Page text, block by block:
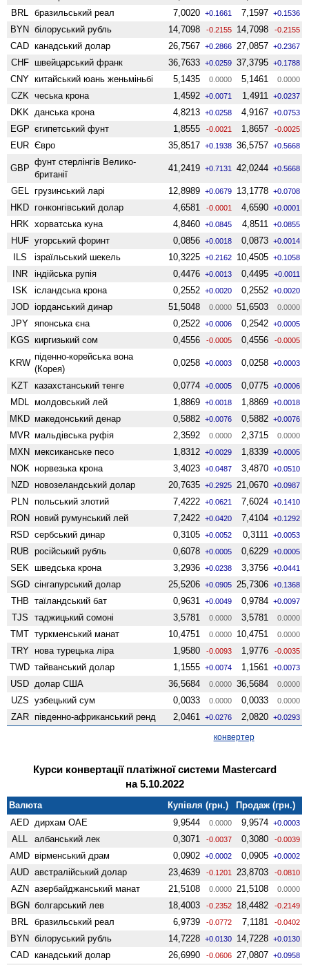
BRL бразильський реал 7,0020 +0.1661 7,1597 +0.1536
BYN білоруський рубль 14,7098 -0.2155 14,7098 -0.2155
CAD канадський долар 26,7567 +0.2866 27,0857 +0.2367
CHF швейцарський франк 36,7633 +0.0259 37,3795 +0.1788
CNY китайський юань женьмiньбi 5,1435 0.0000 5,1461 0.0000
CZK чеська крона 1,4592 +0.0071 1,4911 +0.0237
DKK данська крона 4,8213 +0.0258 4,9167 +0.0753
EGP єгипетський фунт 1,8555 -0.0021 1,8657 -0.0025
EUR Євро 35,8517 +0.1938 36,5757 +0.5668
GBP
фунт стерлінгів Велико­
британії
41,2419 +0.7131 42,0244 +0.5668
GEL грузинський ларі 12,8989 +0.0679 13,1778 +0.0708
HKD гонконгівський долар 4,6581 -0.0001 4,6590 +0.0001
HRK хорватська куна 4,8460 +0.0845 4,8511 +0.0855
HUF угорський форинт 0,0856 +0.0018 0,0873 +0.0014
ILS ізраїльський шекель 10,3225 +0.2162 10,4505 +0.1058
INR індійська рупія 0,4476 +0.0013 0,4495 +0.0011
ISK ісландська крона 0,2552 +0.0020 0,2552 +0.0020
JOD іорданський динар 51,5048 0.0000 51,6503 0.0000
JPY японська єна 0,2522 +0.0006 0,2542 +0.0005
KGS киргизький сом 0,4556 -0.0005 0,4556 -0.0005
KRW
піденно-корейська вона
(Корея)
0,0258 +0.0003 0,0258 +0.0003
KZT казахстанський тенге 0,0774 +0.0005 0,0775 +0.0006
MDL молдовський лей 1,8869 +0.0018 1,8869 +0.0018
MKD македонський денар 0,5882 +0.0076 0,5882 +0.0076
MVR мальдівська руфія 2,3592 0.0000 2,3715 0.0000
MXN мексиканське песо 1,8312 +0.0029 1,8339 +0.0005
NOK норвезька крона 3,4023 +0.0487 3,4870 +0.0510
NZD ново­зеландський долар 20,7635 +0.2925 21,0670 +0.0987
PLN польський злотий 7,4222 +0.0621 7,6024 +0.1410
RON новий румунський лей 7,2422 +0.0420 7,4104 +0.1292
RSD сербський динар 0,3105 +0.0052 0,3111 +0.0053
RUB російський рубль 0,6078 +0.0005 0,6229 +0.0005
SEK шведська крона 3,2936 +0.0238 3,3756 +0.0441
SGD сінгапурський долар 25,5206 +0.0905 25,7306 +0.1368
THB таїландський бат 0,9631 +0.0049 0,9784 +0.0097
TJS таджицький сомоні 3,5781 0.0000 3,5781 0.0000
TMT туркменський манат 10,4751 0.0000 10,4751 0.0000
TRY нова турецька ліра 1,9580 -0.0093 1,9776 -0.0035
TWD тайванський долар 1,1555 +0.0074 1,1561 +0.0073
USD долар США 36,5684 0.0000 36,5684 0.0000
UZS узбецький сум 0,0033 0.0000 0,0033 0.0000
ZAR південно-африканський ренд 2,0461 +0.0276 2,0820 +0.0293
конвертер
Курси конвертації платіжної системи Mastercard
на 5.10.2022
Валюта Купівля (грн.)
Продаж (грн.)
AED дирхам ОАЕ 9,9544 0.0000 9,9574 +0.0003
ALL албанський лек 0,3071 -0.0037 0,3080 -0.0039
AMD вiрменський драм 0,0902 +0.0002 0,0905 +0.0002
AUD австралійський долар 23,4639 -0.1201 23,8703 -0.0810
AZN азербайджанський манат 21,5108 0.0000 21,5108 0.0000
BGN болгарський лев 18,4003 -0.2352 18,4482 -0.2149
BRL бразильський реал 6,9739 -0.0772 7,1181 -0.0402
BYN білоруський рубль 14,7228 +0.0130 14,7228 +0.0130
CAD канадський долар 26,6990 -0.0606 27,0807 +0.0958